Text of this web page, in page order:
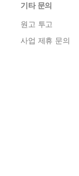
기타 문의
원고 투고
사업 제휴 문의